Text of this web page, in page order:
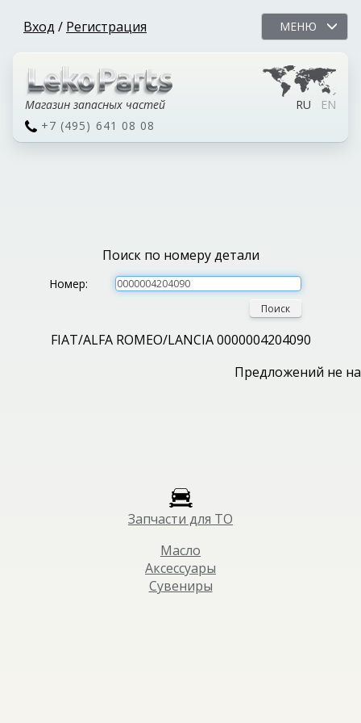
Вход / Регистрация МЕНЮ
Магазин запасных частей RU
EN
+7 (495) 641 08 08
Поиск по номеру детали
Номер:
Поиск
FIAT/ALFA ROMEO/LANCIA 0000004204090
Предложений не
Запчасти для ТО
Масло
Аксессуары
Сувениры